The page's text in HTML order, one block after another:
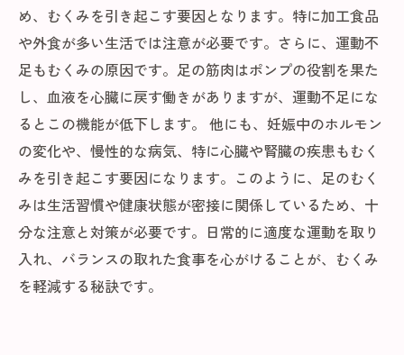
め、むくみを引き起こす要因となります。特に加工食品
や外食が多い生活では注意が必要です。さらに、運動不
足もむくみの原因です。足の筋肉はポンプの役割を果た
し、血液を心臓に戻す働きがありますが、運動不足にな
るとこの機能が低下します。 他にも、妊娠中のホルモン
の変化や、慢性的な病気、特に心臓や腎臓の疾患もむく
みを引き起こす要因になります。このように、足のむく
みは生活習慣や健康状態が密接に関係しているため、十
分な注意と対策が必要です。日常的に適度な運動を取り
入れ、バランスの取れた食事を心がけることが、むくみ
を軽減する秘訣です。